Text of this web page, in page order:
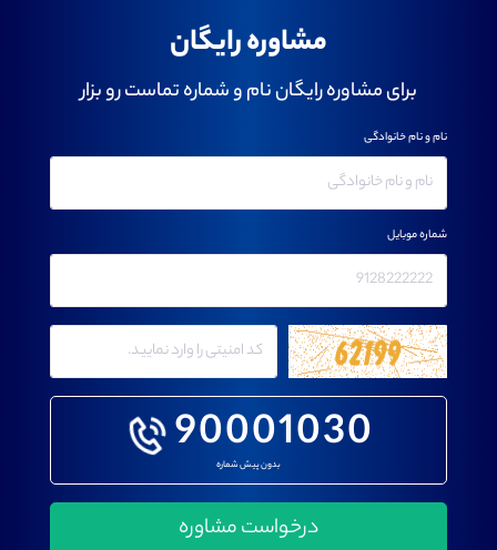
مشاوره رایگان
برای مشاوره رایگان نام و شماره تماست رو بزار
90001030
بدون پیش شماره
نام و نام خانوادگی
شماره موبایل